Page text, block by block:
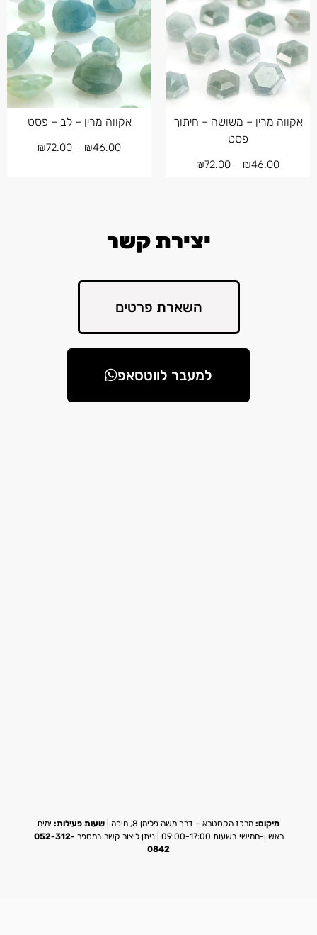
אקווה מרין – משושה – חיתוך
פסט
₪46.00
–
₪72.00
אקווה מרין – לב – פסט
₪46.00
–
₪72.00
יצירת קשר
השארת פרטים
למעבר לווטסאפ
מיקום: מרכז הקסטרא – דרך משה פלימן 8, חיפה | שעות פעילות: ימים
ראשון-חמישי בשעות 09:00-17:00 | ניתן ליצור קשר במספר
052-312-
0842